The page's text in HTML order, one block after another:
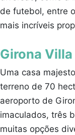
de futebol, entre
mais incríveis
Girona Villa
Uma casa
terreno de 70
aeroporto de
imaculados, três
muitas opções